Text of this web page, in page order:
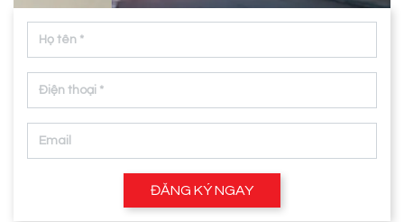
ĐĂNG KÝ NGAY